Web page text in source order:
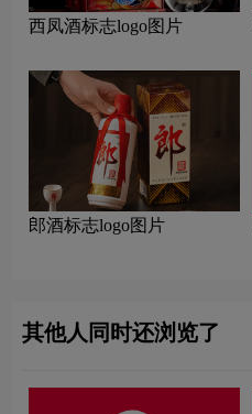
西凤酒标志logo图片
郎酒标志logo图片
其他人同时还浏览了